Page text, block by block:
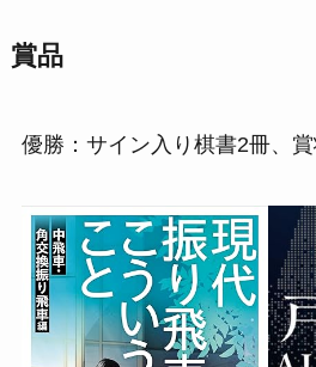
賞品
優勝：サイン入り棋書2冊、